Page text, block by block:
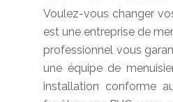
Voulez-vous changer
est une entreprise de
professionnel vous
une équipe de
installation conforme